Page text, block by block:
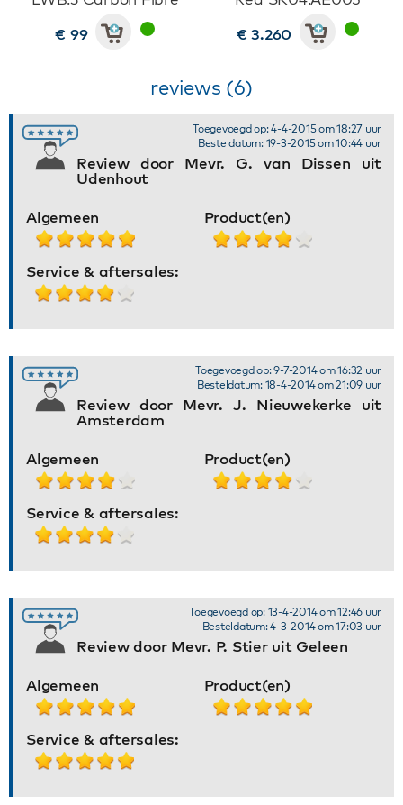
€ 99
€ 3.260
reviews (6)
Review door Mevr. G. van Dissen uit
Udenhout
Toegevoegd op: 4-4-2015 om 18:27 uur
Besteldatum: 19-3-2015 om 10:44 uur
Algemeen Product(en)
Service & aftersales:
Review door Mevr. J. Nieuwekerke uit
Amsterdam
Toegevoegd op: 9-7-2014 om 16:32 uur
Besteldatum: 18-4-2014 om 21:09 uur
Algemeen Product(en)
Service & aftersales:
Review door Mevr. P. Stier uit Geleen
Toegevoegd op: 13-4-2014 om 12:46 uur
Besteldatum: 4-3-2014 om 17:03 uur
Algemeen Product(en)
Service & aftersales: